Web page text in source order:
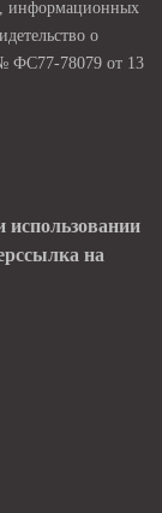
информационных
о
ФС77-78079 от 13
на